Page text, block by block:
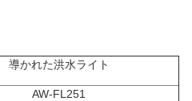
導かれた洪水ライト
AW-FL251